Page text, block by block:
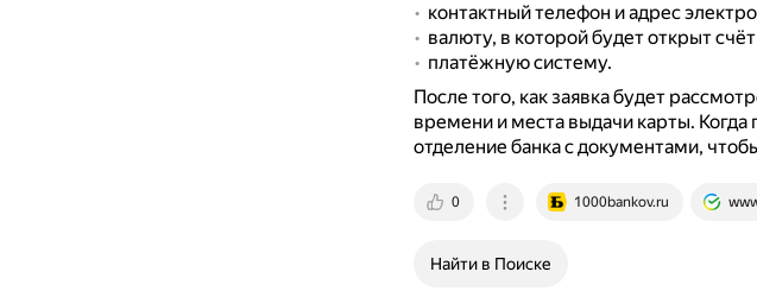
контактный телефон и адрес
валюту, в которой будет открыт
платёжную систему.
После того, как заявка будет
времени и места выдачи карты. Когда
отделение банка с документами,
0 1000bankov.ru
Найти в Поиске